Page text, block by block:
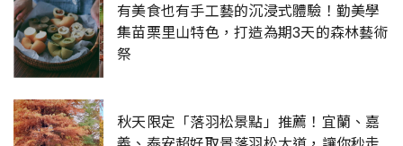
有美食也有手工藝的沉浸式體驗！勤美學
集苗栗里山特色，打造為期3天的森林藝術
祭
秋天限定「落羽松景點」推薦！宜蘭、嘉